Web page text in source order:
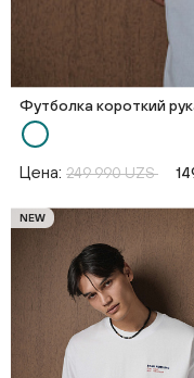
Футболка короткий
Цена: 249 990 UZS
NEW